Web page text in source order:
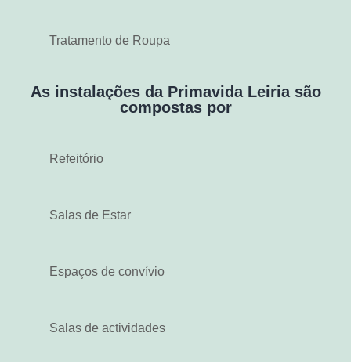
Tratamento de Roupa
As instalações da Primavida Leiria são
compostas por
Refeitório
Salas de Estar
Espaços de convívio
Salas de actividades